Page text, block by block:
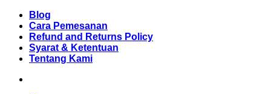
Skip
content
Blog
Cara Pemesanan
Refund and Returns Policy
Syarat & Ketentuan
Tentang Kami